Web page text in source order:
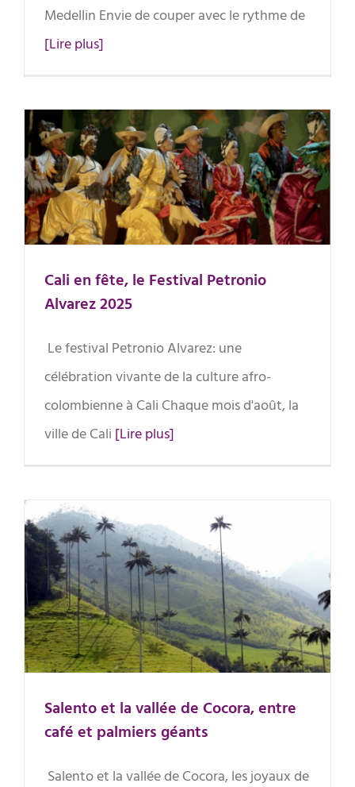
Medellin Envie de couper avec le rythme de
[Lire plus]
Cali en fête, le Festival Petronio
Alvarez 2025
Cali en fête, le Festival Petronio
Alvarez 2025
Le festival Petronio Alvarez: une
célébration vivante de la culture afro-
colombienne à Cali Chaque mois d'août, la
ville de Cali [Lire plus]
Salento et la vallée de Cocora,
entre café et palmiers géants
Salento et la vallée de Cocora, entre
café et palmiers géants
Salento et la vallée de Cocora, les joyaux de